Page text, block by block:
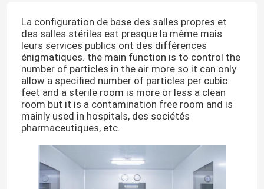
La configuration de base des salles propres et
des salles stériles est presque la même mais
leurs services publics ont des différences
énigmatiques. the main function is to control the
number of particles in the air more so it can only
allow a specified number of particles per cubic
feet and a sterile room is more or less a clean
room but it is a contamination free room and is
mainly used in hospitals, des sociétés
pharmaceutiques, etc.